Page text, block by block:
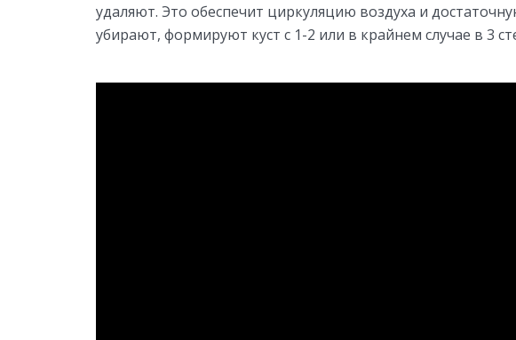
удаляют. Это обеспечит циркуляцию воздуха и
убирают, формируют куст с 1-2 или в крайнем случае в 3